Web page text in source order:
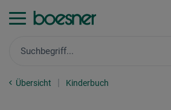
Übersicht Kinderbuch